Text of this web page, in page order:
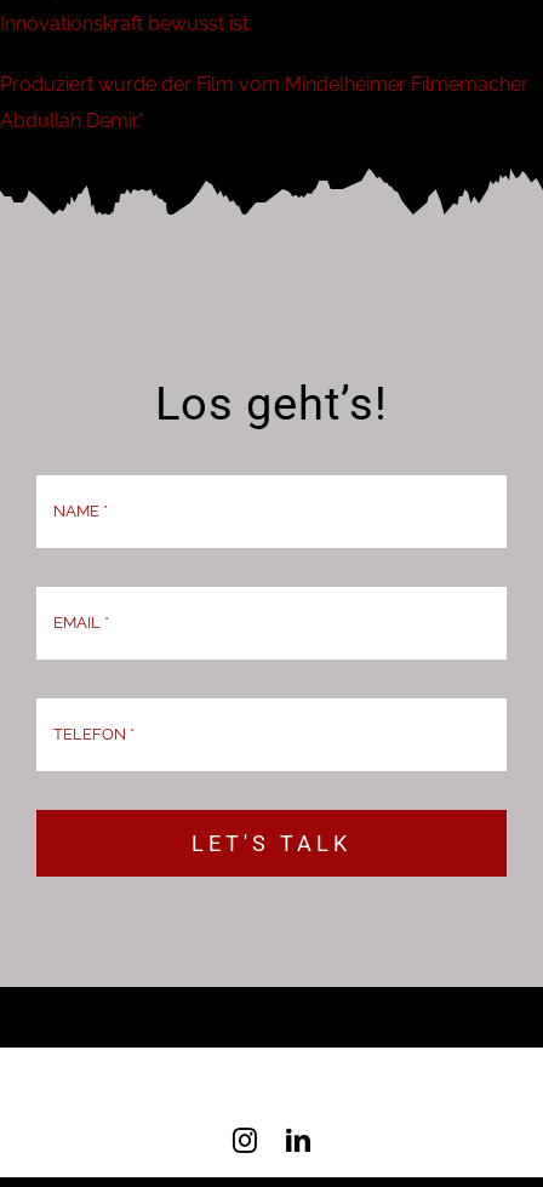
Innovationskraft bewusst ist.
Produziert wurde der Film vom Mindelheimer Filmemacher
Abdullah Demir.“
Los geht’s!
LET'S TALK